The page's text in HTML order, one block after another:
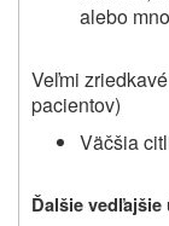
alebo
Veľmi zriedkavé
pacientov)
Väčšia
Ďalšie